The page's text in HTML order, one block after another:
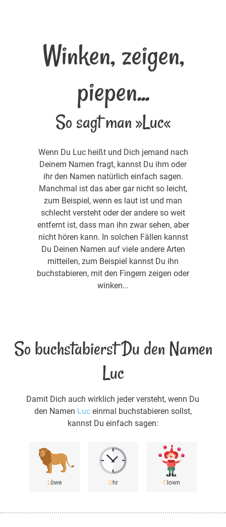
Winken, zeigen,
piepen...
So sagt man »Luc«
Wenn Du Luc heißt und Dich jemand nach
Deinem Namen fragt, kannst Du ihm oder
ihr den Namen natürlich einfach sagen.
Manchmal ist das aber gar nicht so leicht,
zum Beispiel, wenn es laut ist und man
schlecht versteht oder der andere so weit
entfernt ist, dass man ihn zwar sehen, aber
nicht hören kann. In solchen Fällen kannst
Du Deinen Namen auf viele andere Arten
mitteilen, zum Beispiel kannst Du ihn
buchstabieren, mit den Fingern zeigen oder
winken...
So buchstabierst Du den Namen
Luc
Damit Dich auch wirklich jeder versteht, wenn Du
den Namen Luceinmal buchstabieren sollst,
kannst Du einfach sagen:
Löwe U hr C lown